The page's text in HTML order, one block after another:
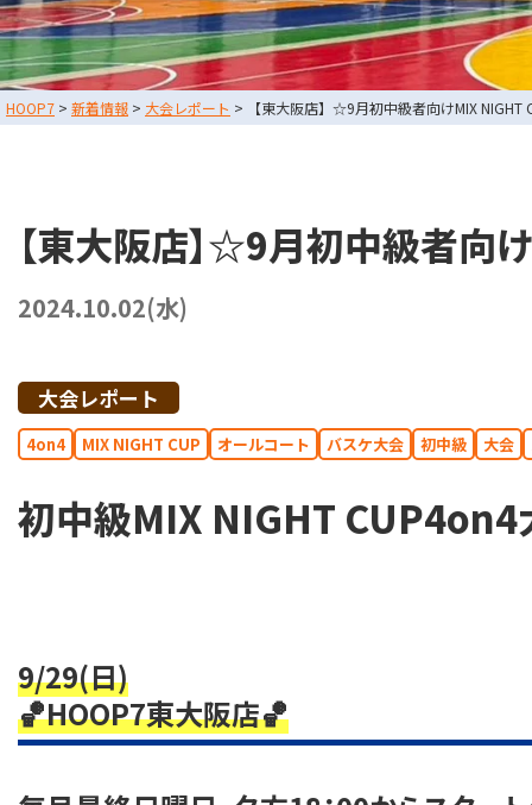
お知らせ
スタッフブログ
お問い合わせ
運営会社情報
堺店
HOOP7 > 新着情報 > 大会レポート > 【東大阪店】☆9月初中級者向けMIX
【東大阪店】☆9月初中級者向
2024.10.02(水)
大会レポート
4on4 MIX NIGHT CUP オールコート バスケ大会 初中級 大会
初中級MIX NIGHT CUP4on4
9/29(日)
🏀HOOP7東大阪店🏀